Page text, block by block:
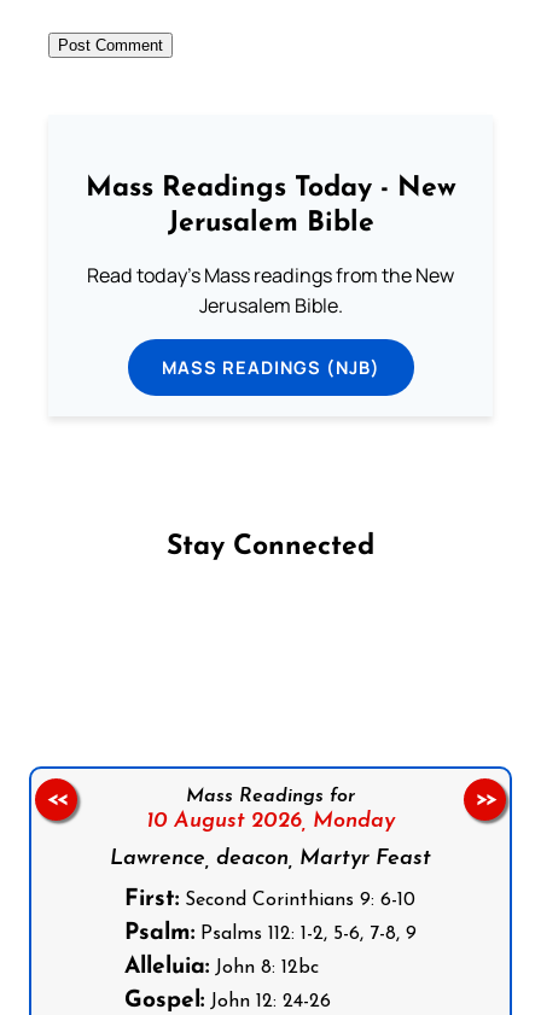
Mass Readings Today - New
Jerusalem Bible
Read today's Mass readings from the New
Jerusalem Bible.
MASS READINGS (NJB)
Stay Connected
Mass Readings for
10 August 2026, Monday
Lawrence, deacon, Martyr Feast
First: Second Corinthians 9: 6-10
Psalm: Psalms 112: 1-2, 5-6, 7-8, 9
Alleluia: John 8: 12bc
Gospel: John 12: 24-26
<< >>